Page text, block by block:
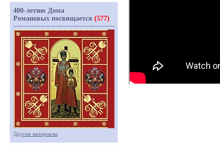
400-летию Дома
Романовых посвящается (577)
Другие материалы